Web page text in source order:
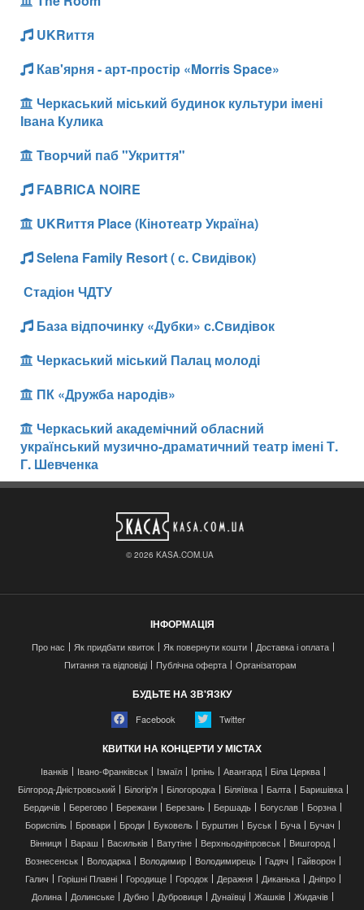
UKRиття
Кав'ярня - арт-простір «Morris Space»
Черкаський міський будинок культури імені
Івана Кулика
Творчий паб "Укриття"
FABRICA NOIRE
UKRиття Place (Кінотеатр Україна)
Selena Family Resort ( с. Свидівок)
Стадіон ЧДТУ
База відпочинку «Дубки» с.Свидівок
Черкаський міський Палац молоді
ПК «Дружба народів»
Черкаський академічний обласний
український музично-драматичний театр імені Т.
Г. Шевченка
© 2026 KASA.COM.UA
ІНФОРМАЦІЯ
Про нас Як придбати квиток Як повернути кошти
Доставка і оплата
Питання та відповіді
Публічна оферта Організаторам
БУДЬТЕ НА ЗВ'ЯЗКУ
Facebook Twitter
КВИТКИ НА КОНЦЕРТИ У МІСТАХ
Іванків Івано-Франківськ Ізмаїл Ірпінь Авангард
Біла Церква
Білгород-Дністровський
Білогір'я Білогородка Біляївка Балта
Баришівка
Бердичів
Берегово Бережани Березань Бершадь Богуслав
Борзна
Бориспіль
Бровари Броди Буковель Бурштин Буськ Буча
Бучач
Вінниця
Вараш Васильків Ватутіне Верхньодніпровськ
Вишгород
Вознесенськ
Володарка Володимир Володимирець Гадяч
Гайворон
Галич
Горішні Плавні Городище Городок Деражня Диканька
Дніпро
Долина
Долинське Дубно Дубровиця Дунаївці Жашків
Жидачів